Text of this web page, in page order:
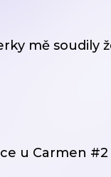
mě
u Carmen #2